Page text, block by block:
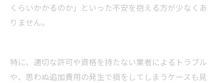
くらいかかるのか」といった不安を抱える方が少なくあ
りません。
特に、適切な許可や資格を持たない業者によるトラブル
や、思わぬ追加費用の発生で損をしてしまうケースも見